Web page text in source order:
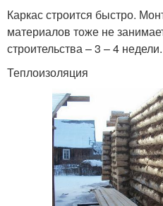
Каркас строится быстро.
материалов тоже не
строительства – 3 – 4 недели.
Теплоизоляция